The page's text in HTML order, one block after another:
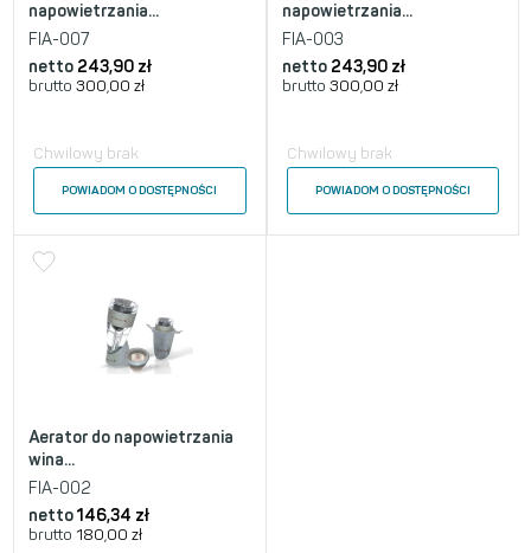
napowietrzania...
FIA-007
netto 243,90 zł
brutto 300,00 zł
Chwilowy brak
POWIADOM O DOSTĘPNOŚCI
napowietrzania...
FIA-003
netto 243,90 zł
brutto 300,00 zł
Chwilowy brak
POWIADOM O DOSTĘPNOŚCI
Aerator do napowietrzania
wina...
FIA-002
netto146,34 zł
brutto 180,00 zł